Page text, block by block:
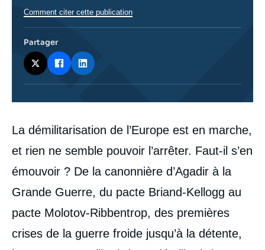
Corps
analyses
La démilitarisation de l’Europe est en marche,
et rien ne semble pouvoir l’arrêter. Faut-il s’en
émouvoir ? De la canonnière d’Agadir à la
Grande Guerre, du pacte Briand-Kellogg au
pacte Molotov-Ribbentrop, des premières
crises de la guerre froide jusqu’à la détente,
Comment citer cette publication
Partager